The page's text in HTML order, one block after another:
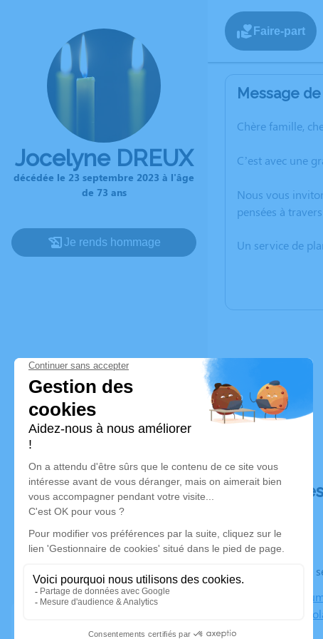
Jocelyne DREUX
décédée le 23 septembre 2023 à l'âge
de 73 ans
Je rends hommage
Faire-part
Message
Chère famille,
C’est avec une
Nous vous
pensées à
Un service de
Déroulé
Le jeudi
Claude